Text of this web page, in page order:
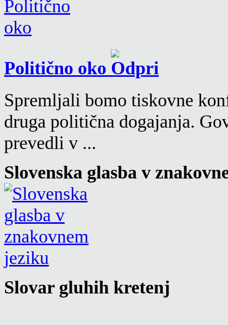
Politično oko
Spremljali bomo tiskovne
druga politična dogajanja.
prevedli v ...
Slovenska glasba v
Slovar gluhih kretenj